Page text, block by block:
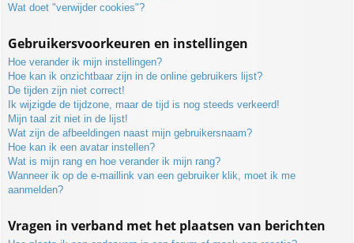
Wat doet "verwijder cookies"?
Gebruikersvoorkeuren en instellingen
Hoe verander ik mijn instellingen?
Hoe kan ik onzichtbaar zijn in de online gebruikers lijst?
De tijden zijn niet correct!
Ik wijzigde de tijdzone, maar de tijd is nog steeds verkeerd!
Mijn taal zit niet in de lijst!
Wat zijn de afbeeldingen naast mijn gebruikersnaam?
Hoe kan ik een avatar instellen?
Wat is mijn rang en hoe verander ik mijn rang?
Wanneer ik op de e-maillink van een gebruiker klik, moet ik me
aanmelden?
Vragen in verband met het plaatsen van berichten